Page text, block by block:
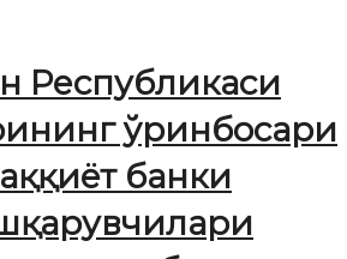
Республикаси
ўринбосари
банки